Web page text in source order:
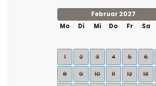
Februar 2027
Mo
Di Mi Do Fr Sa
1 2 3 4 5 6
8 9 10 11 12 13